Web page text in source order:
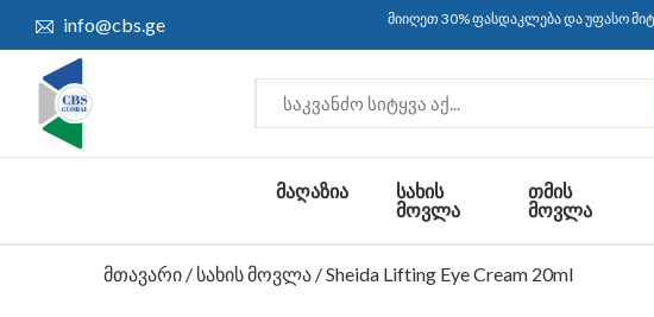
info@cbs.ge მიიღეთ 30% ფასდაკლება და უფასო მიტანა
ᲛᲐᲦᲐᲖᲘᲐ
ᲡᲐᲮᲘᲡ
ᲛᲝᲕᲚᲐ
ᲗᲛᲘᲡ
ᲛᲝᲕᲚᲐ
მთავარი / სახის მოვლა / Sheida Lifting Eye Cream 20ml